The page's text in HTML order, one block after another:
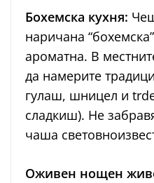
Бохемска кухня:
наричана
ароматна. В
да намерите
гулаш, шницел и
сладкиш). Не
чаша
Оживен нощен